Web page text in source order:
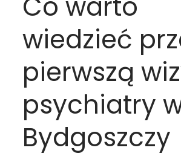
wiedzieć
pierwszą
psychiatry
Bydgoszczy